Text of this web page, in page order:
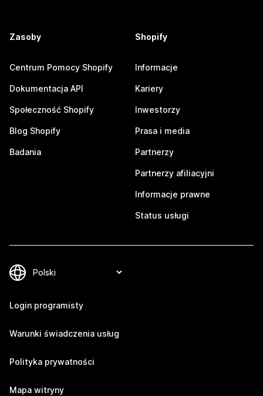
Zasoby
Centrum Pomocy Shopify
Dokumentacja API
Społeczność Shopify
Blog Shopify
Badania
Shopify
Informacje
Kariery
Inwestorzy
Prasa i media
Partnerzy
Partnerzy afiliacyjni
Informacje prawne
Status usługi
Login programisty
Warunki świadczenia usług
Polityka prywatności
Mapa witryny